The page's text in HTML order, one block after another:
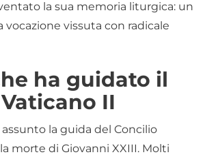
la sua memoria liturgica: un
vocazione vissuta con radicale
ha guidato il
II
assunto la guida del Concilio
morte di Giovanni XXIII. Molti